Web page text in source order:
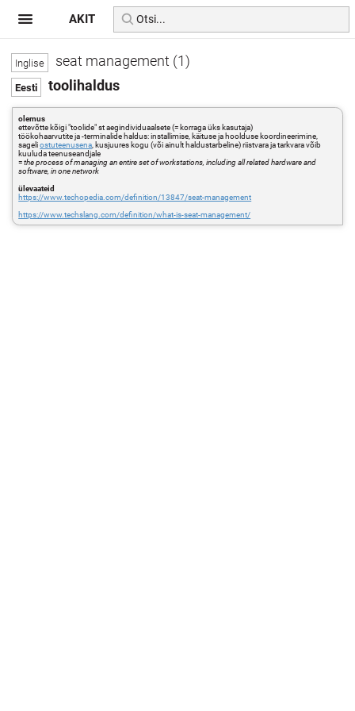
seat management (1)
toolihaldus
olemus
ettevõtte kõigi "toolide" st aegindividuaalsete (= korraga üks kasutaja)
töökohaarvutite ja -terminalide haldus: installimise, käituse ja hoolduse koordineerimine,
sageliostuteenusena , kusjuures kogu (või ainult haldustarbeline) riistvara ja tarkvara võib
kuuluda teenuseandjale
=the process of managing an entire set of workstations, including all related hardware and
software, in one network
ülevaateid
https://www.techopedia.com/definition/13847/seat-management
https://www.techslang.com/definition/what-is-seat-management/
AKIT